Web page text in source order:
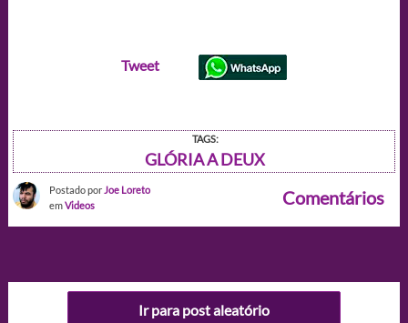
Tweet
TAGS:
GLÓRIA A DEUX
Postado por Joe Loreto
emVideos Comentários
Ir para post aleatório